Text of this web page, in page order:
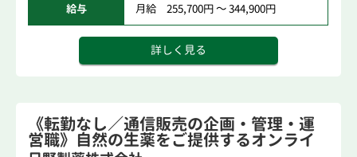
給与 月給 255,700円 ～ 344,900円
詳しく見る
《転勤なし／通信販売の企画・管理・運
営職》自然の生薬をご提供するオンライ